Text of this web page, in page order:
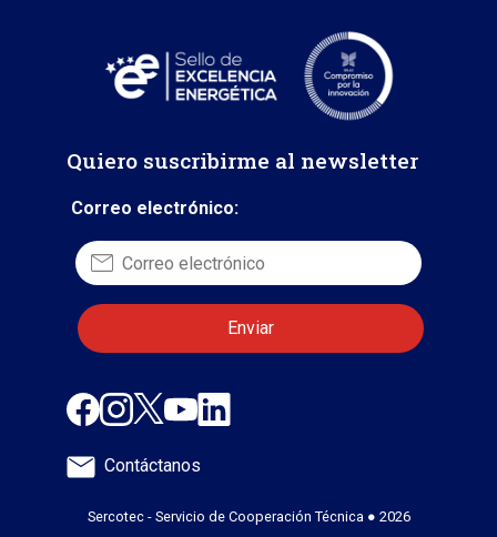
Quiero suscribirme al newsletter
Correo electrónico:
Contáctanos
Sercotec - Servicio de Cooperación Técnica ● 2026